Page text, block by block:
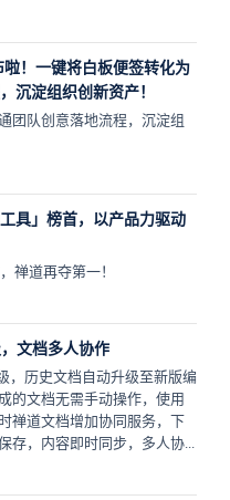
！一键将白板便签转化为
沉淀组织创新资产！
团队创意落地流程，沉淀组
具」榜首，以产品力驱动
禅道再夺第一！
文档多人协作
，历史文档自动升级至新版编
的文档无需手动操作，使用
禅道文档增加协同服务，下
存，内容即时同步，多人协...